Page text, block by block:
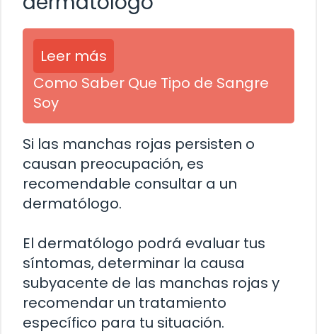
Leer más
Como Saber Que Tipo de Sangre
Soy
Si las manchas rojas persisten o
causan preocupación, es
recomendable consultar a un
dermatólogo.
El dermatólogo podrá evaluar tus
síntomas, determinar la causa
subyacente de las manchas rojas y
recomendar un tratamiento
específico para tu situación.